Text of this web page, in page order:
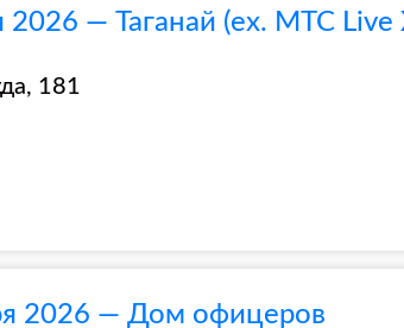
2026 — Таганай (ex. МТС Live
181
2026 — Дом офицеров